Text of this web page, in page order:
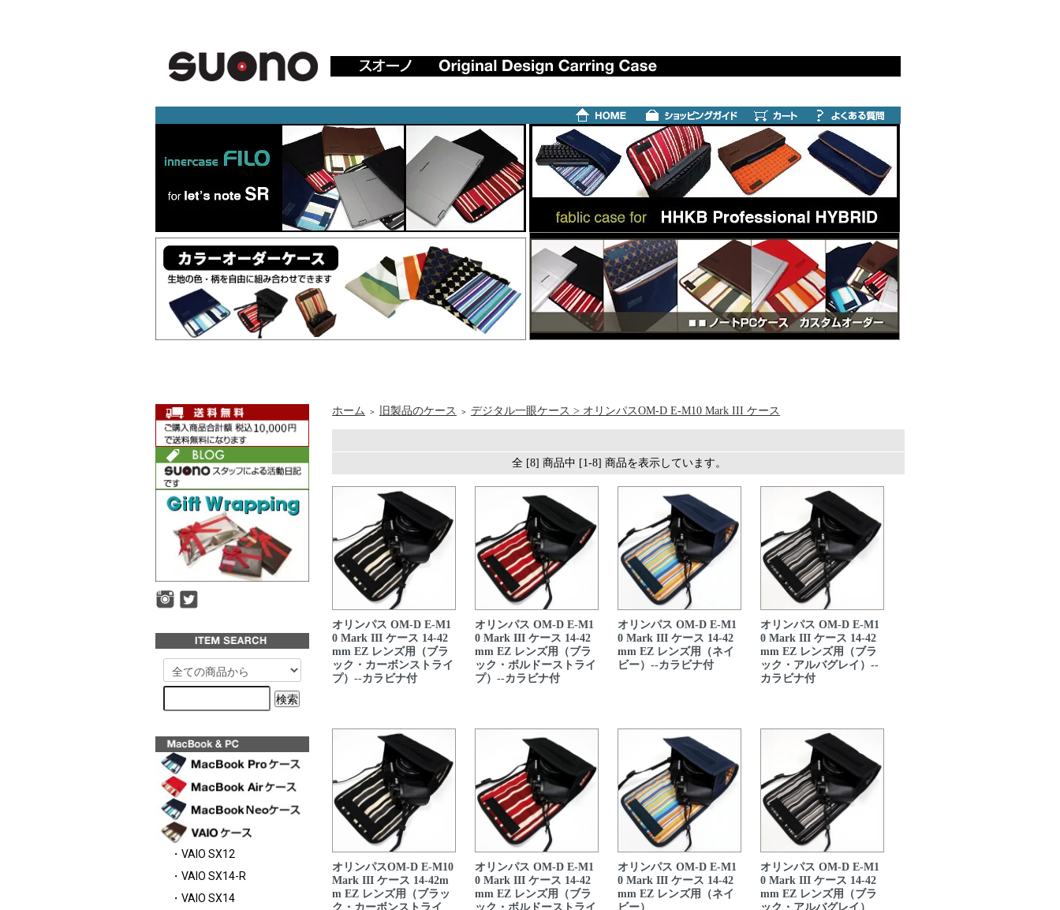
・VAIO SX12
・VAIO SX14-R
・VAIO SX14
ホーム ＞ 旧製品のケース ＞ デジタル一眼ケース > オリンパスOM-D E-M10 Mark III ケース
全 [8] 商品中 [1-8] 商品を表示しています。
オリンパス OM-D E-M1
0 Mark III ケース 14-42
mm EZ レンズ用（ブラ
ック・カーボンストライ
プ）--カラビナ付
オリンパス OM-D E-M1
0 Mark III ケース 14-42
mm EZ レンズ用（ブラ
ック・ボルドーストライ
プ）--カラビナ付
オリンパス OM-D E-M1
0 Mark III ケース 14-42
mm EZ レンズ用（ネイ
ビー）--カラビナ付
オリンパス OM-D E-M1
0 Mark III ケース 14-42
mm EZ レンズ用（ブラ
ック・アルバグレイ）--
カラビナ付
オリンパスOM-D E-M10
Mark III ケース 14-42m
m EZ レンズ用（ブラッ
ク・カーボンストライ
オリンパス OM-D E-M1
0 Mark III ケース 14-42
mm EZ レンズ用（ブラ
ック・ボルドーストライ
オリンパス OM-D E-M1
0 Mark III ケース 14-42
mm EZ レンズ用（ネイ
ビー）
オリンパス OM-D E-M1
0 Mark III ケース 14-42
mm EZ レンズ用（ブラ
ック・アルバグレイ）